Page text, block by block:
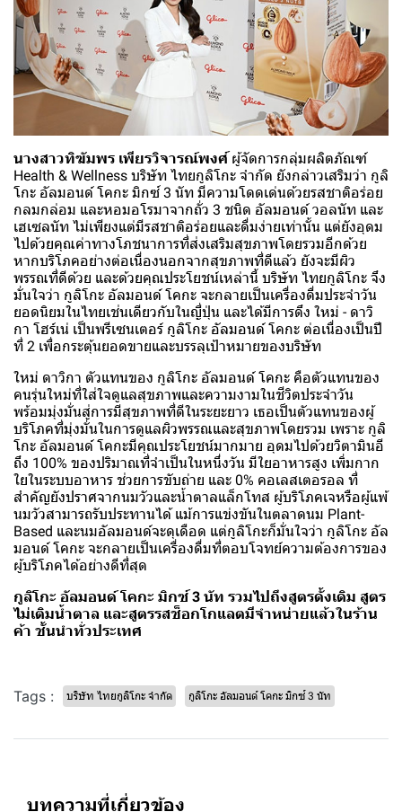
นางสาวทิฆัมพร เพียรวิจารณ์พงศ์ผู้จัดการกลุ่มผลิตภัณฑ์
Health & Wellness บริษัท ไทยกูลิโกะ จำกัด ยังกล่าวเสริมว่า กูลิ
โกะ อัลมอนด์ โคกะ มิกซ์ 3 นัท มีความโดดเด่นด้วยรสชาติอร่อย
กลมกล่อม และหอมอโรมาจากถั่ว 3 ชนิด อัลมอนด์ วอลนัท และ
เฮเซลนัท ไม่เพียงแต่มีรสชาติอร่อยและดื่มง่ายเท่านั้น แต่ยังอุดม
ไปด้วยคุณค่าทางโภชนาการที่ส่งเสริมสุขภาพโดยรวมอีกด้วย
หากบริโภคอย่างต่อเนื่องนอกจากสุขภาพที่ดีแล้ว ยังจะมีผิว
พรรณที่ดีด้วย และด้วยคุณประโยชน์เหล่านี้ บริษัท ไทยกูลิโกะ จึง
มั่นใจว่า กูลิโกะ อัลมอนด์ โคกะ จะกลายเป็นเครื่องดื่มประจำวัน
ยอดนิยมในไทยเช่นเดียวกับในญี่ปุ่น และได้มีการดึง ใหม่ - ดาวิ
กา โฮร์เน่ เป็นพรีเซนเตอร์ กูลิโกะ อัลมอนด์ โคกะ ต่อเนื่องเป็นปี
ที่ 2 เพื่อกระตุ้นยอดขายและบรรลุเป้าหมายของบริษัท
ใหม่ ดาวิกา ตัวแทนของ กูลิโกะ อัลมอนด์ โคกะ คือตัวแทนของ
คนรุ่นใหม่ที่ใส่ใจดูแลสุขภาพและความงามในชีวิตประจำวัน
พร้อมมุ่งมั่นสู่การมีสุขภาพที่ดีในระยะยาว เธอเป็นตัวแทนของผู้
บริโภคที่มุ่งมั่นในการดูแลผิวพรรณและสุขภาพโดยรวม เพราะ กูลิ
โกะ อัลมอนด์ โคกะมีคุณประโยชน์มากมาย อุดมไปด้วยวิตามินอี
ถึง 100% ของปริมาณที่จำเป็นในหนึ่งวัน มีใยอาหารสูง เพิ่มกาก
ใยในระบบอาหาร ช่วยการขับถ่าย และ 0% คอเลสเตอรอล ที่
สำคัญยังปราศจากนมวัวและน้ำตาลแล็กโทส ผู้บริโภคเจหรือผู้แพ้
นมวัวสามารถรับประทานได้ แม้การแข่งขันในตลาดนม Plant-
Based และนมอัลมอนด์จะดุเดือด แต่กูลิโกะก็มั่นใจว่า กูลิโกะ อัล
มอนด์ โคกะ จะกลายเป็นเครื่องดื่มที่ตอบโจทย์ความต้องการของ
ผู้บริโภคได้อย่างดีที่สุด
กูลิโกะ อัลมอนด์ โคกะ มิกซ์ 3 นัท รวมไปถึงสูตรดั้งเดิม สูตร
ไม่เติมน้ำตาล และสูตรรสช็อกโกแลตมีจำหน่ายแล้วในร้าน
ค้า ชั้นนำทั่วประเทศ
Tags : บริษัท ไทยกูลิโกะ จำกัด กูลิโกะ อัลมอนด์ โคกะ มิกซ์ 3 นัท
บทความที่เกี่ยวข้อง